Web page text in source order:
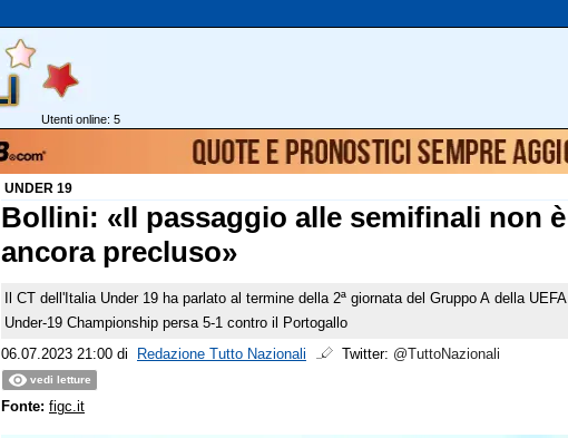
Utenti online: 5
UNDER 19
Bollini: «Il passaggio alle semifinali non è
ancora precluso»
Il CT dell'Italia Under 19 ha parlato al termine della 2ª giornata del Gruppo A della UEFA
Under-19 Championship persa 5-1 contro il Portogallo
06.07.2023 21:00 di Redazione Tutto Nazionali Twitter: @TuttoNazionali
vedi letture
Fonte: figc.it